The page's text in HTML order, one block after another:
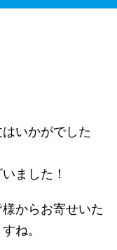
いかがでした
ました！
からお寄せいた
ね。